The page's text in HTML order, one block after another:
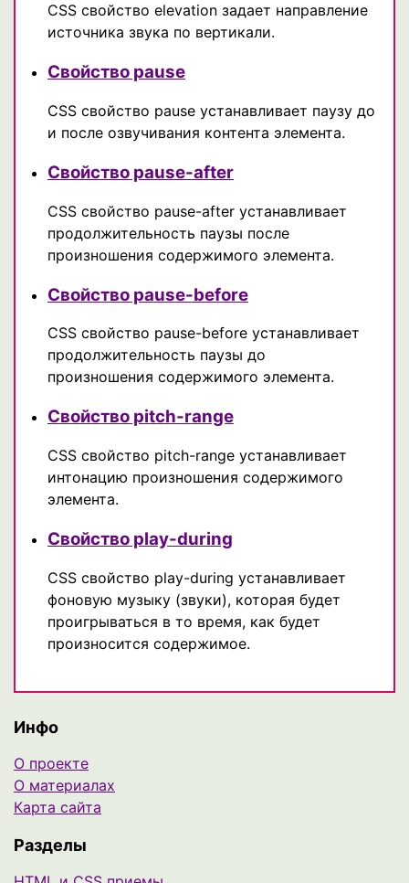
CSS свойство elevation задает направление
источника звука по вертикали.
Свойство pause
CSS свойство pause устанавливает паузу до
и после озвучивания контента элемента.
Свойство pause-after
CSS свойство pause-after устанавливает
продолжительность паузы после
произношения содержимого элемента.
Свойство pause-before
CSS свойство pause-before устанавливает
продолжительность паузы до
произношения содержимого элемента.
Свойство pitch-range
CSS свойство pitch-range устанавливает
интонацию произношения содержимого
элемента.
Свойство play-during
CSS свойство play-during устанавливает
фоновую музыку (звуки), которая будет
проигрываться в то время, как будет
произносится содержимое.
Инфо
О проекте
О материалах
Карта сайта
Разделы